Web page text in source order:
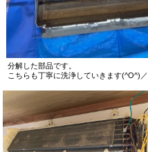
分解した部品です。
こちらも丁寧に洗浄していきます(^O^)／